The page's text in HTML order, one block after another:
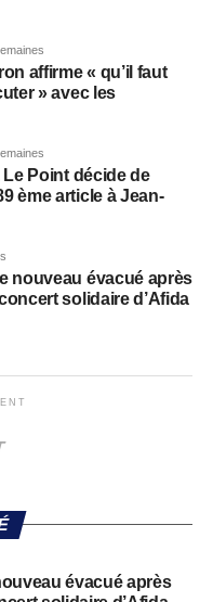
affirme « qu’il faut
» avec les
Le Point décide de
ème article à Jean-
nouveau évacué après
concert solidaire d’Afida
évacué après